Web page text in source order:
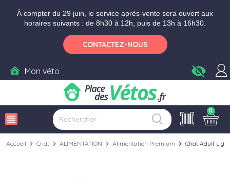
À compter du 29 juin, le service après-vente sera ouvert aux
horaires suivants : de 8h30 à 12h, puis de 13h à 16h30.
CONTACTEZ-NOUS
Mon véto visibility_off
view_headline
0
Accueil chevron_right Chat chevron_right ALIMENTATION chevron_right Alimentation Premium chevron_right Chat Adult